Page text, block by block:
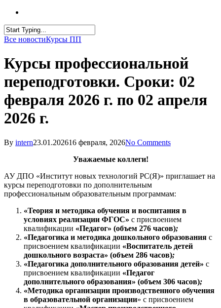
Все новостиКурсы ПП
Курсы профессиональной
переподготовки. Сроки: 02
февраля 2026 г. по 02 апреля
2026 г.
By intern23.01.202616 февраля, 2026No Comments
Уважаемые коллеги!
АУ ДПО «Институт новых технологий РС(Я)» приглашает на
курсы переподготовки по дополнительным
профессиональным образовательным программам:
«Теория и методика обучения и воспитания в
условиях реализации ФГОС» с присвоением
квалификации «Педагог» (объем 276 часов);
«Педагогика и методика дошкольного образования с
присвоением квалификации «Воспитатель детей
дошкольного возраста» (объем 286 часов);
«Педагогика дополнительного образования детей» с
присвоением квалификации «Педагог
дополнительного образования» (объем 306 часов);
«Методика организации производственного обучения
в образовательной организации» с присвоением